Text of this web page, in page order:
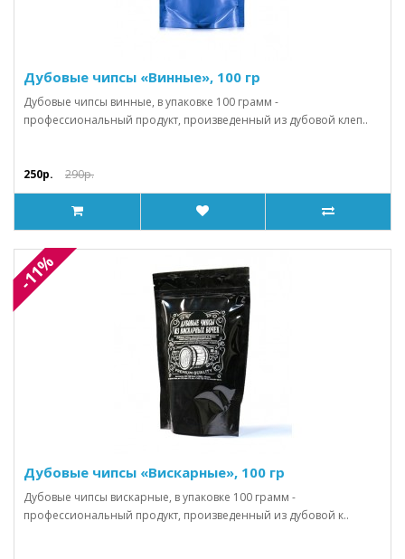
Дубовые чипсы «Винные», 100 гр
Дубовые чипсы винные, в упаковке 100 грамм -
профессиональный продукт, произведенный из дубовой клеп..
250р. 290р.
-11%
Дубовые чипсы «Вискарные», 100 гр
Дубовые чипсы вискарные, в упаковке 100 грамм -
профессиональный продукт, произведенный из дубовой к..